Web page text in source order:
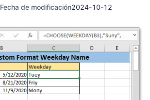
Fecha de modificación2024-10-12